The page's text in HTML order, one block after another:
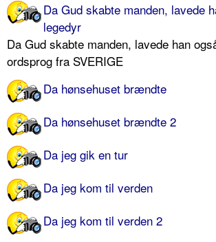
Da Gud skabte manden, lavede
legedyr
Da Gud skabte manden, lavede han
ordsprog fra SVERIGE
Da hønsehuset brændte
Da hønsehuset brændte 2
Da jeg gik en tur
Da jeg kom til verden
Da jeg kom til verden 2